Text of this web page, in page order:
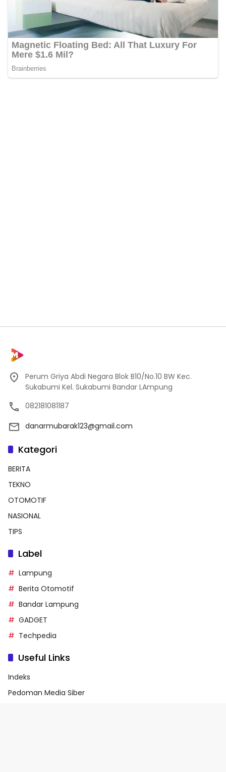
Perum Griya Abdi Negara Blok B10/No.10 BW Kec.
Sukabumi Kel. Sukabumi Bandar LAmpung
082181081187
danarmubarak123@gmail.com
Kategori
BERITA
TEKNO
OTOMOTIF
NASIONAL
TIPS
Label
Lampung
Berita Otomotif
Bandar Lampung
GADGET
Techpedia
Useful Links
Indeks
Pedoman Media Siber